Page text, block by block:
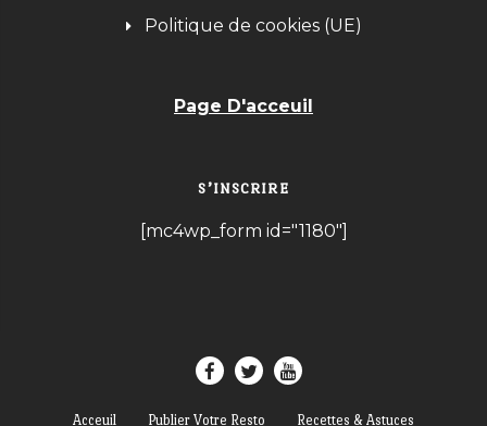
Politique de cookies (UE)
Page D'acceuil
S’INSCRIRE
[mc4wp_form id="1180"]
Acceuil Publier Votre Resto Recettes & Astuces